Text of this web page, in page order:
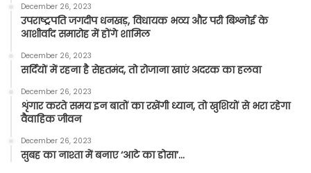
December 26, 2023
उपराष्ट्रपति जगदीप धनखड़, विधायक भव्य और परी बिश्नोई के
आशीर्वाद समारोह में होंगे शामिल
December 26, 2023
सर्दियों में रहना है सेहतमंद, तो रोजाना खाएं अदरक का हलवा
December 26, 2023
शृंगार करते समय इन बातों का रखेंगी ध्यान, तो खुशियों से भरा रहेगा
वैवाहिक जीवन
December 26, 2023
सुबह का नाश्ता में बनाए ‘आटे का डोसा’…